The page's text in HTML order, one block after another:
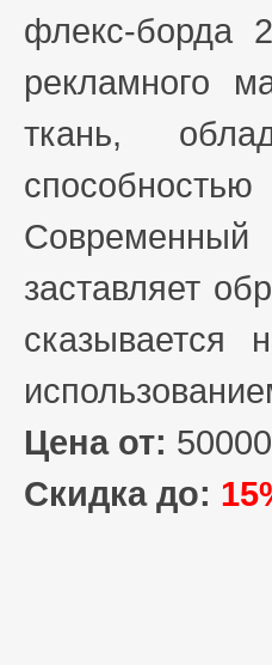
флекс-борда
рекламного
ткань,
заставляет
сказывается
Цена от:
Скидка до: